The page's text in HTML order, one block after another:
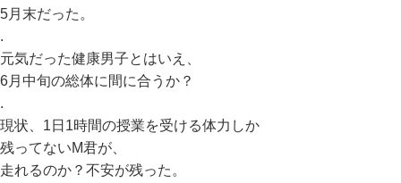
5月末だった。
.
元気だった健康男子とはいえ、
6月中旬の総体に間に合うか？
.
現状、1日1時間の授業を受ける体力しか
残ってないM君が、
走れるのか？不安が残った。